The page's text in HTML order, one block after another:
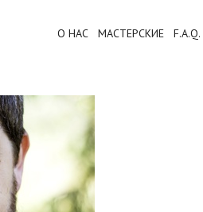
О НАС МАСТЕРСКИЕ F.A.Q.